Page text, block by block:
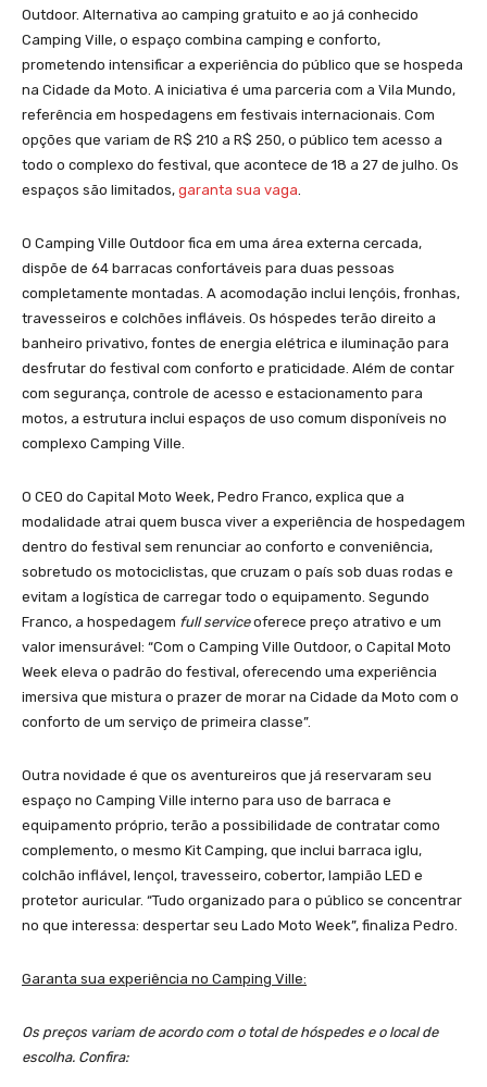
Outdoor. Alternativa ao camping gratuito e ao já conhecido
Camping Ville, o espaço combina camping e conforto,
prometendo intensificar a experiência do público que se hospeda
na Cidade da Moto. A iniciativa é uma parceria com a Vila Mundo,
referência em hospedagens em festivais internacionais. Com
opções que variam de R$ 210 a R$ 250, o público tem acesso a
todo o complexo do festival, que acontece de 18 a 27 de julho. Os
espaços são limitados, garanta sua vaga
O Camping Ville Outdoor fica em uma área externa cercada,
dispõe de 64 barracas confortáveis para duas pessoas
completamente montadas. A acomodação inclui lençóis, fronhas,
travesseiros e colchões infláveis. Os hóspedes terão direito a
banheiro privativo, fontes de energia elétrica e iluminação para
desfrutar do festival com conforto e praticidade. Além de contar
com segurança, controle de acesso e estacionamento para
motos, a estrutura inclui espaços de uso comum disponíveis no
complexo Camping Ville.
O CEO do Capital Moto Week, Pedro Franco, explica que a
modalidade atrai quem busca viver a experiência de hospedagem
dentro do festival sem renunciar ao conforto e conveniência,
sobretudo os motociclistas, que cruzam o país sob duas rodas e
evitam a logística de carregar todo o equipamento. Segundo
Franco, a hospedagem full serviceoferece preço atrativo e um
valor imensurável: “Com o Camping Ville Outdoor, o Capital Moto
Week eleva o padrão do festival, oferecendo uma experiência
imersiva que mistura o prazer de morar na Cidade da Moto com o
conforto de um serviço de primeira classe”.
Outra novidade é que os aventureiros que já reservaram seu
espaço no Camping Ville interno para uso de barraca e
equipamento próprio, terão a possibilidade de contratar como
complemento, o mesmo Kit Camping, que inclui barraca iglu,
colchão inflável, lençol, travesseiro, cobertor, lampião LED e
protetor auricular. “Tudo organizado para o público se concentrar
no que interessa: despertar seu Lado Moto Week”, finaliza Pedro.
Garanta sua experiência no Camping Ville:
Os preços variam de acordo com o total de hóspedes e o local de
escolha. Confira: